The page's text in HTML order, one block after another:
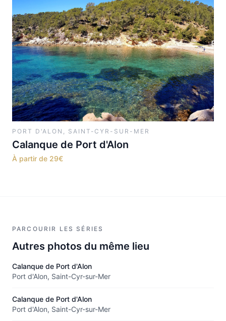
PORT D'ALON, SAINT-CYR-SUR-MER
Calanque de Port d'Alon
À partir de 29€
PARCOURIR LES SÉRIES
Autres photos du même lieu
Calanque de Port d'Alon
Port d'Alon, Saint-Cyr-sur-Mer
Calanque de Port d'Alon
Port d'Alon, Saint-Cyr-sur-Mer